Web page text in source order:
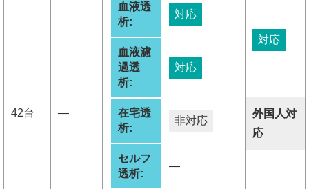
42台 ―
血液透
析:
対応
血液濾
過透
析:
対応
在宅透
析:
非対応
セルフ
透析:
―
対応
外国人対
応